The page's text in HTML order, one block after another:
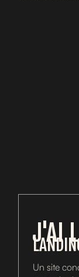
J'AI
Un site